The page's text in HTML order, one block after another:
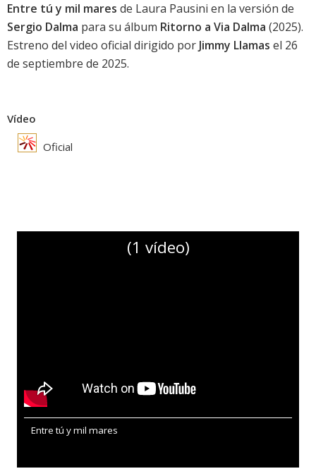
Entre tú y mil mares de Laura Pausini en la versión de
Sergio Dalma para su álbum Ritorno a Via Dalma (2025).
Estreno del video oficial dirigido por Jimmy Llamas el 26
de septiembre de 2025.
Vídeo
Oficial
(1 vídeo)
Entre tú y mil mares